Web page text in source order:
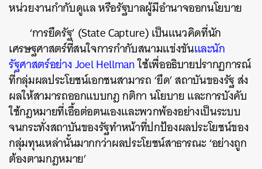
หน่วยงานกำกับดูแล หรือรัฐบาลผู้มีอำนาจออกนโยบาย
‘การยึดรัฐ’ (State Capture) เป็นแนวคิดที่นัก
เศรษฐศาสตร์ที่สนใจการกำกับสนามแข่งขันและนัก
รัฐศาสตร์อย่าง Joel Hellmanใช้เพื่ออธิบายปรากฏการณ์
ที่กลุ่มผลประโยชน์เอกชนสามารถ ‘ยึด’ สถาบันของรัฐ ส่ง
ผลให้สามารถออกแบบกฎ กติกา นโยบาย และการบังคับ
ใช้กฎหมายที่เอื้อต่อตนเองและพวกพ้องอย่างเป็นระบบ
จนกระทั่งสถาบันของรัฐทำหน้าที่ปกป้องผลประโยชน์ของ
กลุ่มทุนเหล่านั้นมากกว่าผลประโยชน์สาธารณะ ‘อย่างถูก
ต้องตามกฎหมาย’